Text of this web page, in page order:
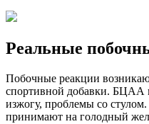
Реальные
Побочные реакции
спортивной добавки. БЦАА
изжогу, проблемы со
принимают на голодный